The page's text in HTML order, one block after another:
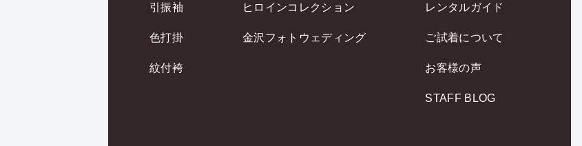
引振袖
色打掛
紋付袴
ヒロインコレクション
金沢フォトウェディング
レンタルガイド
ご試着について
お客様の声
STAFF BLOG